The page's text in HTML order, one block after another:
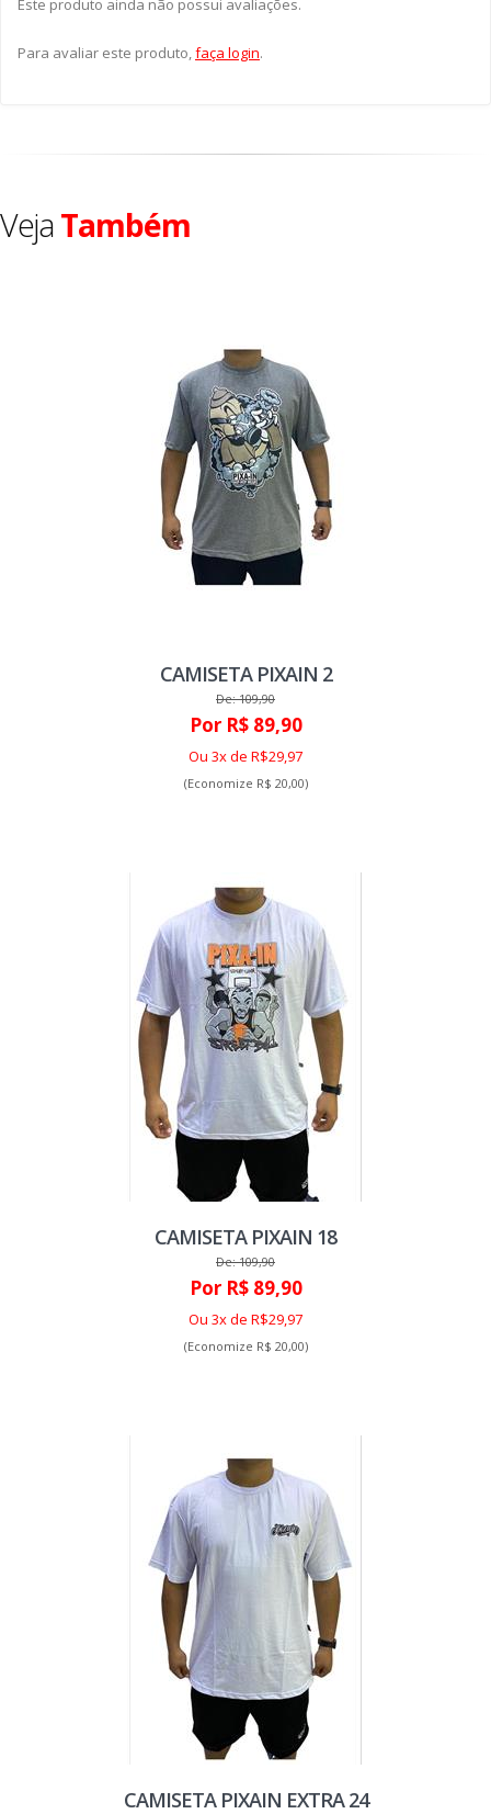
Para avaliar este produto, faça login.
VejaTambém
CAMISETA PIXAIN 2
De: 109,90
Por R$ 89,90
Ou 3x de R$29,97
(Economize R$ 20,00)
CAMISETA PIXAIN 18
De: 109,90
Por R$ 89,90
Ou 3x de R$29,97
(Economize R$ 20,00)
CAMISETA PIXAIN EXTRA 24